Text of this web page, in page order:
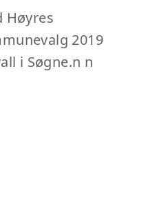
Høyres
2019
i Søgne.n n